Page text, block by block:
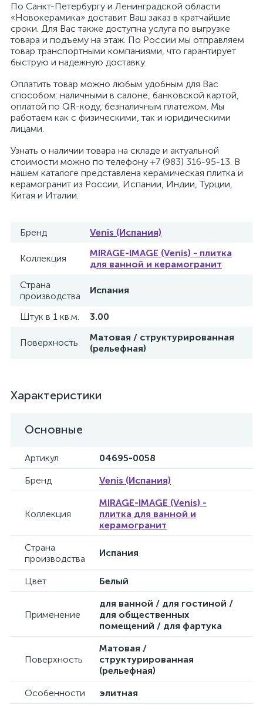
По Санкт-Петербургу и Ленинградской области
«Новокерамика» доставит Ваш заказ в кратчайшие
сроки. Для Вас также доступна услуга по выгрузке
товара и подъему на этаж. По России мы отправляем
товар транспортными компаниями, что гарантирует
быструю и надежную доставку.
Оплатить товар можно любым удобным для Вас
способом: наличными в салоне, банковской картой,
оплатой по QR-коду, безналичным платежом. Мы
работаем как с физическими, так и юридическими
лицами.
Узнать о наличии товара на складе и актуальной
стоимости можно по телефону +7 (983) 316-95-13. В
нашем каталоге представлена керамическая плитка и
керамогранит из России, Испании, Индии, Турции,
Китая и Италии.
Бренд Venis (Испания)
Коллекция
MIRAGE-IMAGE (Venis) - плитка
для ванной и керамогранит
Страна
производства
Испания
Штук в 1 кв.м. 3.00
Поверхность
Матовая / структурированная
(рельефная)
Характеристики
Основные
Артикул
04695-0058
Бренд
Venis (Испания)
Коллекция
MIRAGE-IMAGE (Venis) -
плитка для ванной и
керамогранит
Страна
производства
Испания
Цвет Белый
Применение
для ванной / для гостиной /
для общественных
помещений / для фартука
Поверхность
Матовая /
структурированная
(рельефная)
Особенности
элитная